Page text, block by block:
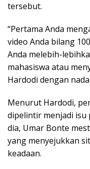
tersebut.
“Pertama Anda
video Anda bilang
Anda melebih-
mahasiswa atau
Hardodi dengan
Menurut Hardodi,
dipelintir menjadi isu
dia, Umar Bonte
yang menyejukkan
keadaan.